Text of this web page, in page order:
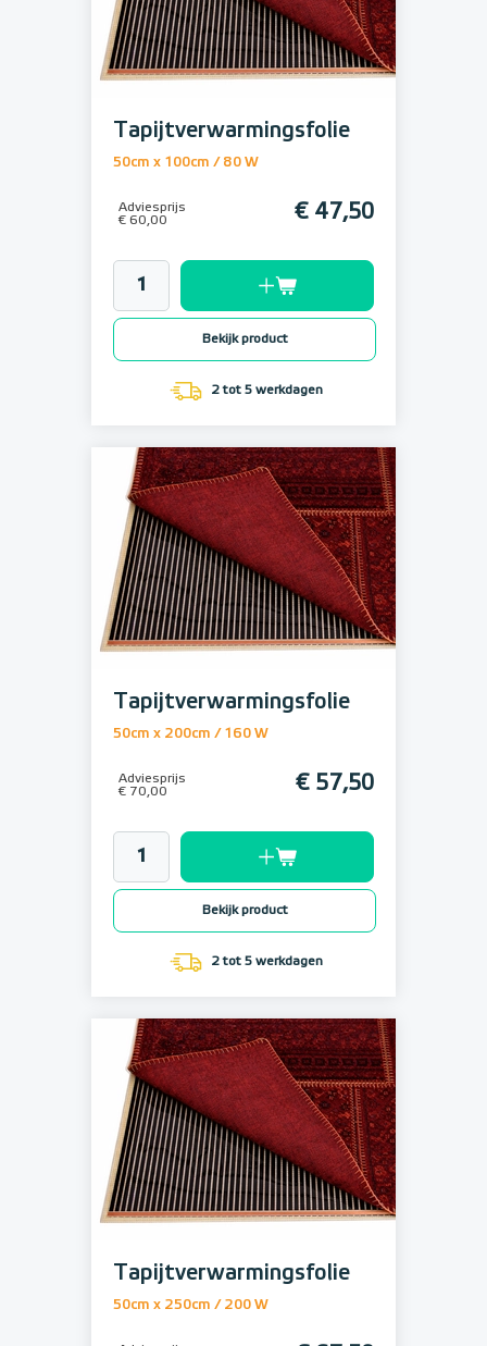
Tapijtverwarmingsfolie
50cm x 100cm / 80 W
Adviesprijs
€ 60,00
€ 47,50
Bekijk product
2 tot 5 werkdagen
Tapijtverwarmingsfolie
50cm x 200cm / 160 W
Adviesprijs
€ 70,00
€ 57,50
Bekijk product
2 tot 5 werkdagen
Tapijtverwarmingsfolie
50cm x 250cm / 200 W